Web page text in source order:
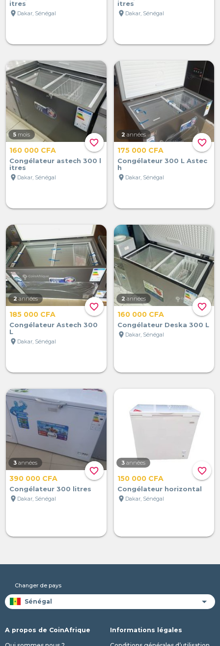
itres
location_on Dakar, Sénégal
itres
location_on Dakar, Sénégal
favorite_border
5 mois
160 000 CFA
Congélateur astech 300 l
itres
location_on Dakar, Sénégal
favorite_border
2 années
175 000 CFA
Congélateur 300 L Astec
h
location_on Dakar, Sénégal
favorite_border
2 années
185 000 CFA
Congélateur Astech 300
L
location_on Dakar, Sénégal
favorite_border
2 années
160 000 CFA
Congélateur Deska 300 L
location_on Dakar, Sénégal
favorite_border
3 années
390 000 CFA
Congélateur 300 litres
location_on Dakar, Sénégal
favorite_border
3 années
150 000 CFA
Congélateur horizontal
location_on Dakar, Sénégal
Changer de pays
A propos de CoinAfrique Informations légales